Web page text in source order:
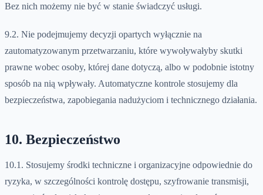
Bez nich możemy nie być w stanie świadczyć usługi.
9.2. Nie podejmujemy decyzji opartych wyłącznie na
zautomatyzowanym przetwarzaniu, które wywoływałyby skutki
prawne wobec osoby, której dane dotyczą, albo w podobnie istotny
sposób na nią wpływały. Automatyczne kontrole stosujemy dla
bezpieczeństwa, zapobiegania nadużyciom i technicznego działania.
10. Bezpieczeństwo
10.1. Stosujemy środki techniczne i organizacyjne odpowiednie do
ryzyka, w szczególności kontrolę dostępu, szyfrowanie transmisji,